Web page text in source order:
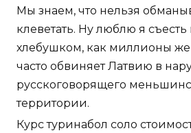
Мы знаем, что нельзя
клеветать. Ну люблю я съесть
хлебушком, как миллионы
часто обвиняет Латвию в
русскоговорящего
территории.
Курс туринабол соло